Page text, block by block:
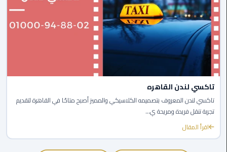
أسعار
توصيل
مطار
برج
العرب
اسعار
ليموزين
من
مطار
القاهرة
الي
تاكسي لندن القاهره
تاكسي لندن المعروف بتصميمه الكلاسيكي والمميز أصبح متاحًا في القاهرة لتقديم
تجربة تنقل فريدة ومريحة ي...
اقرأ المقال